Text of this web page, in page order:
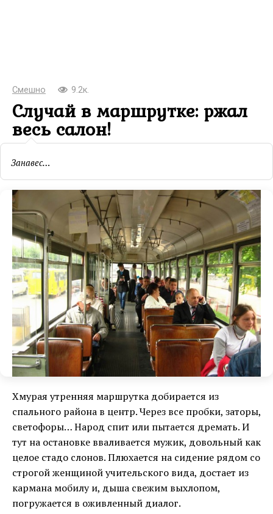
Смешно 9.2к.
Случай в маршрутке: ржал
весь салон!
Занавес…
Хмурая утренняя маршрутка добирается из
спального района в центр. Через все пробки, заторы,
светофоры… Народ спит или пытается дремать. И
тут на остановке вваливается мужик, довольный как
целое стадо слонов. Плюхается на сидение рядом со
строгой женщиной учительского вида, достает из
кармана мобилу и, дыша свежим выхлопом,
погружается в оживленный диалог.